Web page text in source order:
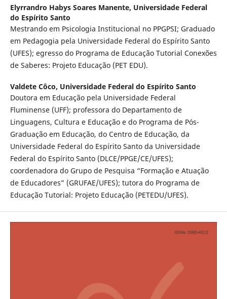
Elyrrandro Habys Soares Manente, Universidade Federal
do Espírito Santo
Mestrando em Psicologia Institucional no PPGPSI; Graduado
em Pedagogia pela Universidade Federal do Espírito Santo
(UFES); egresso do Programa de Educação Tutorial Conexões
de Saberes: Projeto Educação (PET EDU).
Valdete Côco, Universidade Federal do Espírito Santo
Doutora em Educação pela Universidade Federal
Fluminense (UFF); professora do Departamento de
Linguagens, Cultura e Educação e do Programa de Pós-
Graduação em Educação, do Centro de Educação, da
Universidade Federal do Espírito Santo da Universidade
Federal do Espírito Santo (DLCE/PPGE/CE/UFES);
coordenadora do Grupo de Pesquisa “Formação e Atuação
de Educadores” (GRUFAE/UFES); tutora do Programa de
Educação Tutorial: Projeto Educação (PETEDU/UFES).